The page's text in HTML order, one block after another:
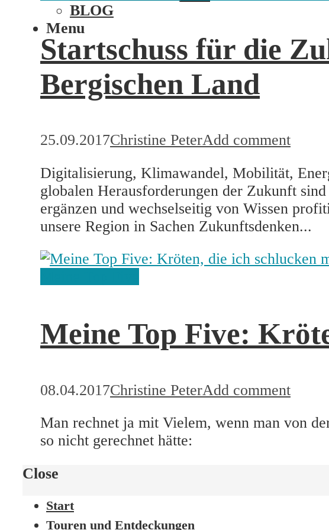
BLOG
Menu
Startschuss für die
Bergischen Land
25.09.2017Christine PeterAdd comment
Digitalisierung, Klimawandel, Mobilität,
globalen Herausforderungen der Zukunft
ergänzen und wechselseitig von Wissen
unsere Region in Sachen Zukunftsdenken...
Meine Top Five:
08.04.2017Christine PeterAdd comment
Man rechnet ja mit Vielem, wenn man von
so nicht gerechnet hätte:
Close
Start
Touren und Entdeckungen